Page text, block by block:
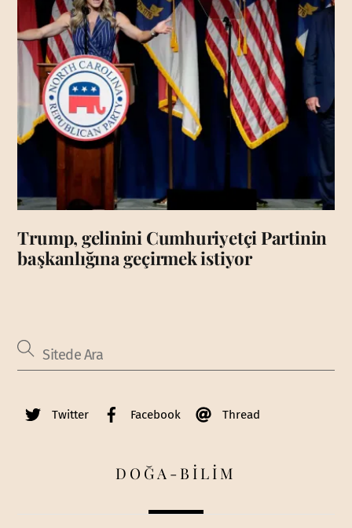
Trump, gelinini Cumhuriyetçi Partinin
başkanlığına geçirmek istiyor
Twitter Facebook Thread
DOĞA-BİLİM